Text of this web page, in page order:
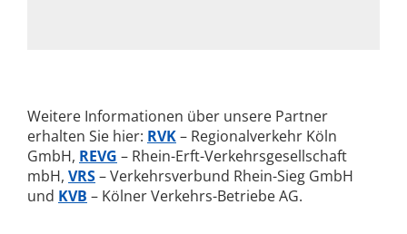
Weitere Informationen über unsere Partner
erhalten Sie hier: RVK– Regionalverkehr Köln
GmbH, REVG – Rhein-Erft-Verkehrsgesellschaft
mbH, VRS– Verkehrsverbund Rhein-Sieg GmbH
und KVB – Kölner Verkehrs-Betriebe AG.